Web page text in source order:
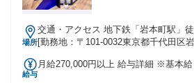
相談随時OK ✅ブランク歓迎／ブラン
学歴不問(中卒・高卒歓迎) ✅ミドル活
✅週4日以上OKのお仕事です！ ✅時間
時間以内⏰
場所
交通・アクセス 地下鉄「岩本町駅」
[勤務地：〒101-0032東京都千代田区
給与
月給270,000円以上 給与詳細 ※基本給